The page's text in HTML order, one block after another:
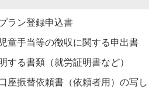
ラン登録申込書
童手当等の徴収に関する申出書
する書類（就労証明書など）
座振替依頼書（依頼者用）の写し